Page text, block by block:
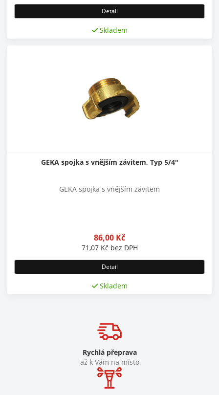
Detail
Skladem
GEKA spojka s vnějším závitem, Typ 5/4"
GEKA spojka s vnějším závitem
86,00 Kč
71,07 Kč bez DPH
Detail
Skladem
Rychlá přeprava
až k Vám na místo